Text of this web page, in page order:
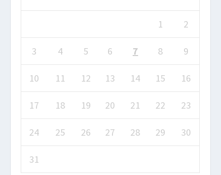
1 2
3 4 5 6 7 8 9
10 11 12 13 14 15 16
17 18 19 20 21 22 23
24 25 26 27 28 29 30
31